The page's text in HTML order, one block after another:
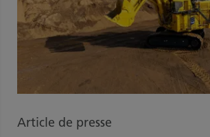
Article de presse